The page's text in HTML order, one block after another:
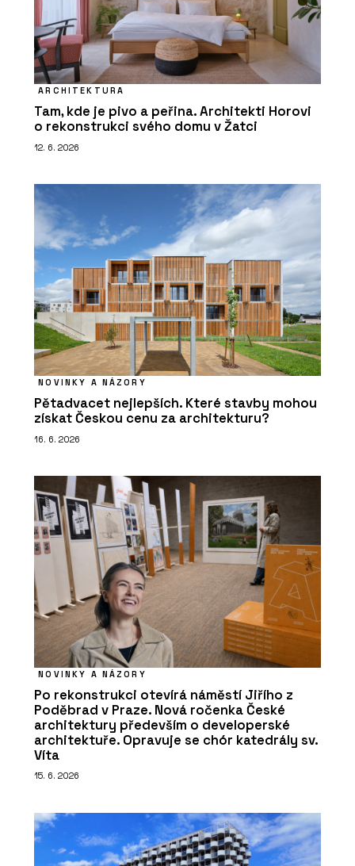
ARCHITEKTURA
Tam, kde je pivo a peřina. Architekti Horovi
o rekonstrukci svého domu v Žatci
12. 6. 2026
NOVINKY A NÁZORY
Pětadvacet nejlepších. Které stavby mohou
získat Českou cenu za architekturu?
16. 6. 2026
NOVINKY A NÁZORY
Po rekonstrukci otevírá náměstí Jiřího z
Poděbrad v Praze. Nová ročenka České
architektury především o developerské
architektuře. Opravuje se chór katedrály sv.
Víta
15. 6. 2026